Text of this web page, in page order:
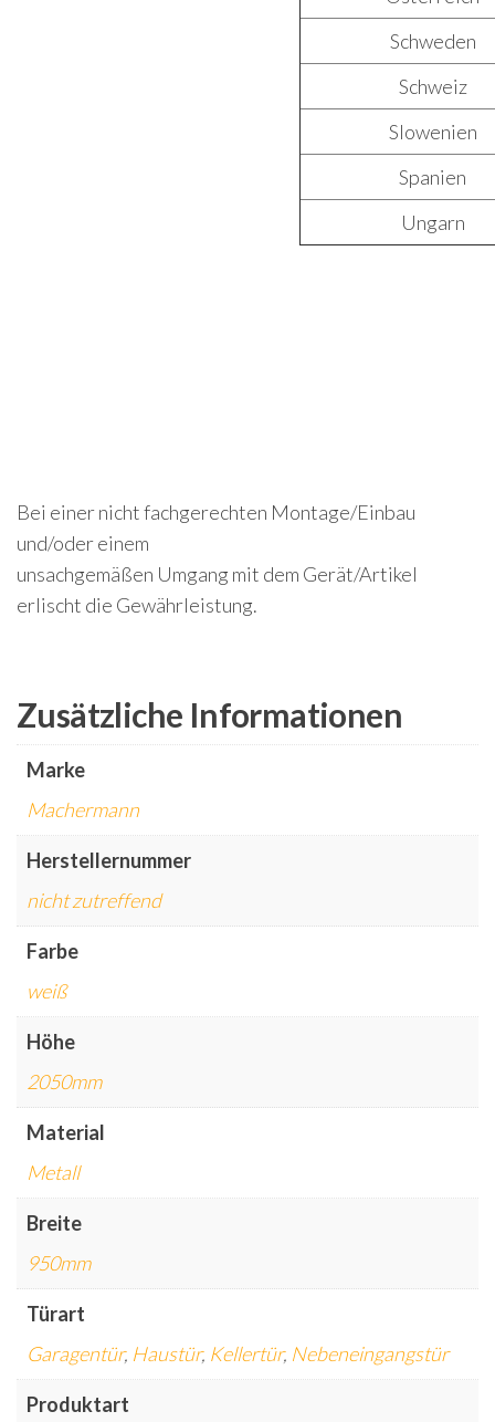
Schweden
Schweiz
Slowenien
Spanien
Ungarn
Bei einer nicht fachgerechten Montage/Einbau
und/oder einem
unsachgemäßen Umgang mit dem Gerät/Artikel
erlischt die Gewährleistung.
Zusätzliche Informationen
Marke
Machermann
Herstellernummer
nicht zutreffend
Farbe
weiß
Höhe
2050mm
Material
Metall
Breite
950mm
Türart
Garagentür, Haustür, Kellertür, Nebeneingangstür
Produktart